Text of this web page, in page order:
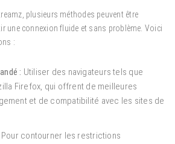
plusieurs méthodes peuvent être
une connexion fluide et sans problème. Voici
:
: Utiliser des navigateurs tels que
Firefox, qui offrent de meilleures
et de compatibilité avec les sites de
Pour contourner les restrictions